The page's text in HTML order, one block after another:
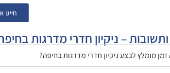
חייגו אלינו
– ניקיון חדרי מדרגות
מומלץ לבצע ניקיון חדרי מדרגות בחיפה?